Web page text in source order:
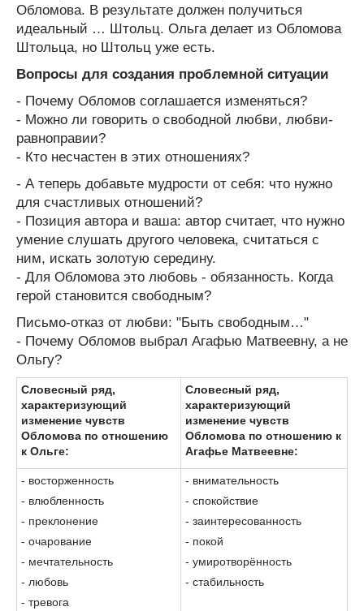
Обломова. В результате должен получиться
идеальный … Штольц. Ольга делает из Обломова
Штольца, но Штольц уже есть.
Вопросы для создания проблемной ситуации
- Почему Обломов соглашается изменяться?
- Можно ли говорить о свободной любви, любви-
равноправии?
- Кто несчастен в этих отношениях?
- А теперь добавьте мудрости от себя: что нужно
для счастливых отношений?
- Позиция автора и ваша: автор считает, что нужно
умение слушать другого человека, считаться с
ним, искать золотую середину.
- Для Обломова это любовь - обязанность. Когда
герой становится свободным?
Письмо-отказ от любви: "Быть свободным…"
- Почему Обломов выбрал Агафью Матвеевну, а не
Ольгу?
Словесный ряд,
характеризующий
изменение чувств
Обломова по отношению
к Ольге:
Словесный ряд,
характеризующий
изменение чувств
Обломова по отношению к
Агафье Матвеевне:
- восторженность
- влюбленность
- преклонение
- очарование
- мечтательность
- любовь
- тревога
- внимательность
- спокойствие
- заинтересованность
- покой
- умиротворённость
- стабильность